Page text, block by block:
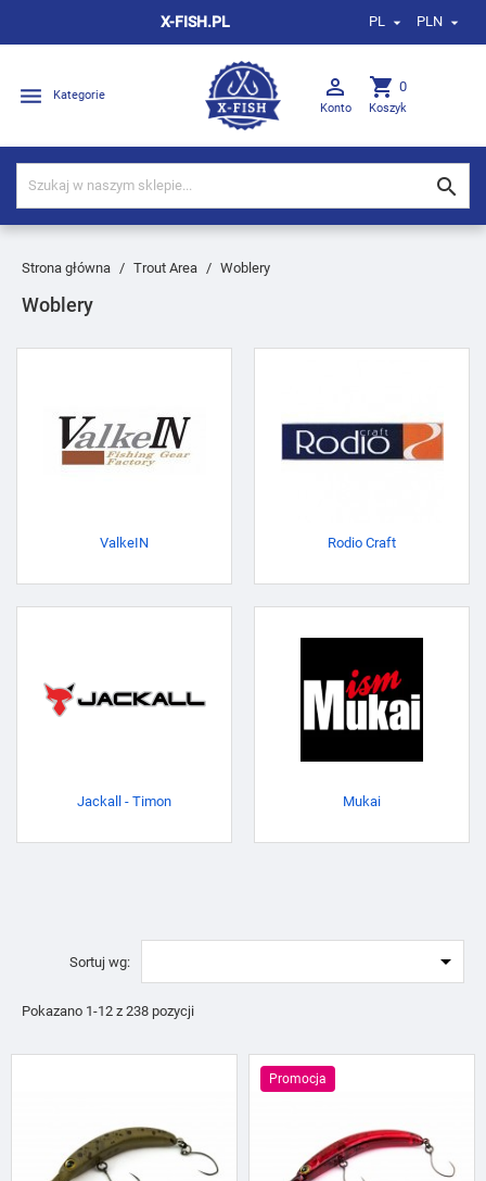
X-FISH.PL PL  PLN 
 Kategorie 
Konto
shopping_cart 0
Koszyk

Strona główna Trout Area Woblery
Woblery
ValkeIN Rodio Craft
Jackall - Timon Mukai
Sortuj wg: 
Pokazano 1-12 z 238 pozycji
Promocja